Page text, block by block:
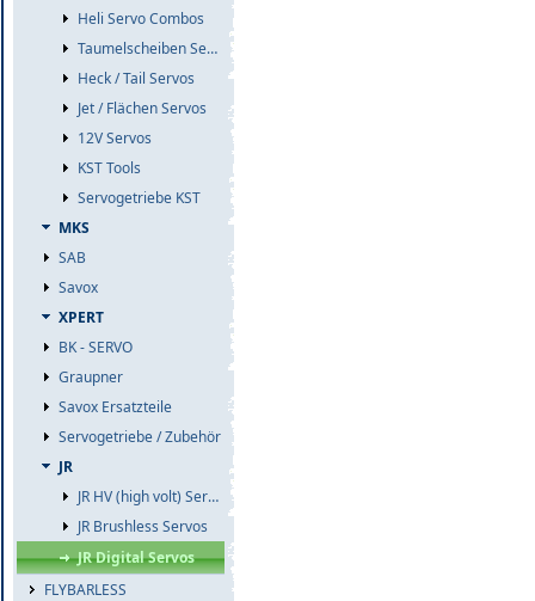
Heli Servo Combos
Taumelscheiben Servos
Heck / Tail Servos
Jet / Flächen Servos
12V Servos
KST Tools
Servogetriebe KST
MKS
SAB
Savox
XPERT
BK - SERVO
Graupner
Savox Ersatzteile
Servogetriebe / Zubehör
JR
JR HV (high volt) Servos
JR Brushless Servos
JR Digital Servos
FLYBARLESS